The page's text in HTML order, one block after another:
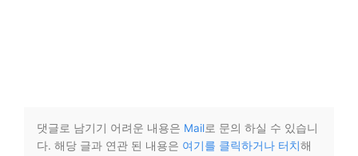
댓글로 남기기 어려운 내용은 Mail로 문의 하실 수 있습니
다. 해당 글과 연관 된 내용은 여기를 클릭하거나 터치해